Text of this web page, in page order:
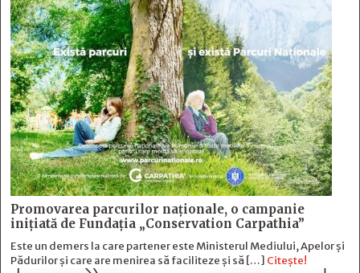
Promovarea parcurilor naționale, o campanie
inițiată de Fundația „Conservation Carpathia”
Este un demers la care partener este Ministerul Mediului, Apelor și
Pădurilor și care are menirea să faciliteze și să […] Citește!